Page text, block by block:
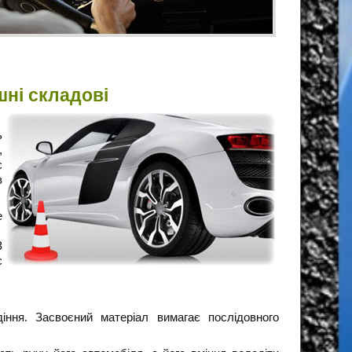
складові
Засвоєний матеріал вимагає послідовного